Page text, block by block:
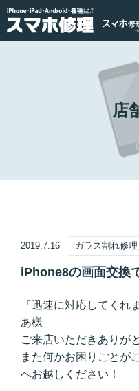
店
2019.7.16 ガラス割れ修理
iPhone8の画面交換
「迅速に対応してくれ
あ樣
ご来店いただきありが
また何かお困りごとが
へお越しください！